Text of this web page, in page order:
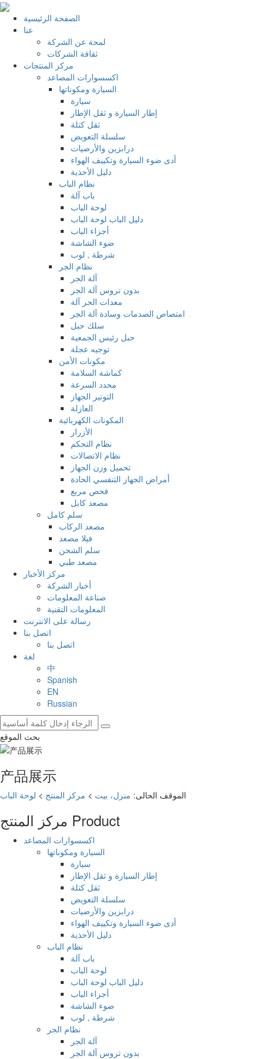
الصفحة الرئيسية
عنا
لمحة عن الشركة
ثقافة الشركات
مركز المنتجات
اكسسوارات المصاعد
السيارة ومكوناتها
سيارة
إطار السيارة و ثقل الإطار
ثقل كتلة
سلسلة التعويض
درابزين والأرضيات
أدى ضوء السيارة وتكييف الهواء
دليل الأحذية
نظام الباب
باب آلة
لوحة الباب
دليل الباب لوحة الباب
أجزاء الباب
ضوء الشاشة
شرطة , لوب
نظام الجر
آلة الجر
بدون تروس آلة الجر
معدات الجر آلة
امتصاص الصدمات وسادة آلة الجر
سلك حبل
حبل رئيس الجمعية
توجيه عجلة
مكونات الأمن
كماشة السلامة
محدد السرعة
التوتير الجهاز
العازلة
المكونات الكهربائية
الأزرار
نظام التحكم
نظام الاتصالات
تحميل وزن الجهاز
أمراض الجهاز التنفسي الحادة
فحص مربع
مصعد كابل
سلم كامل
مصعد الركاب
فيلا مصعد
سلم الشحن
مصعد طبي
مركز الأخبار
أخبار الشركة
صناعة المعلومات
المعلومات التقنية
رسالة على الانترنت
اتصل بنا
اتصل بنا
لغة
中
Spanish
EN
Russian
بحث الموقع
产品展示
الموقف الحالى: منزل، بيت > مركز المنتج > لوحة الباب
Product
اكسسوارات المصاعد
السيارة ومكوناتها
سيارة
إطار السيارة و ثقل الإطار
ثقل كتلة
سلسلة التعويض
درابزين والأرضيات
أدى ضوء السيارة وتكييف الهواء
دليل الأحذية
نظام الباب
باب آلة
لوحة الباب
دليل الباب لوحة الباب
أجزاء الباب
ضوء الشاشة
شرطة , لوب
نظام الجر
آلة الجر
بدون تروس آلة الجر